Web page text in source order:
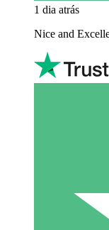
1 dia atrás
Nice and